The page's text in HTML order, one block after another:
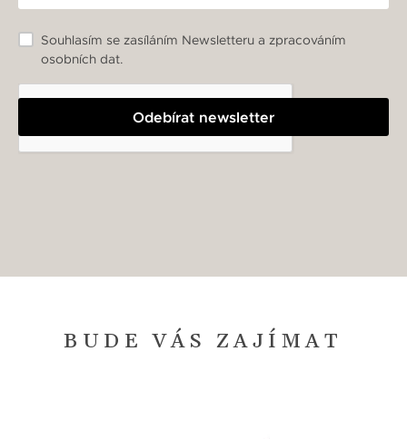
Odebírat newsletter
Souhlasím se zasíláním Newsletteru a zpracováním
osobních dat.
BUDE VÁS ZAJÍMAT